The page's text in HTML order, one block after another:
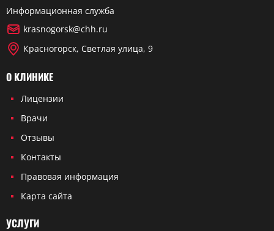
Информационная служба
krasnogorsk@chh.ru
Красногорск, Светлая улица, 9
О КЛИНИКЕ
Лицензии
Врачи
Отзывы
Контакты
Правовая информация
Карта сайта
УСЛУГИ